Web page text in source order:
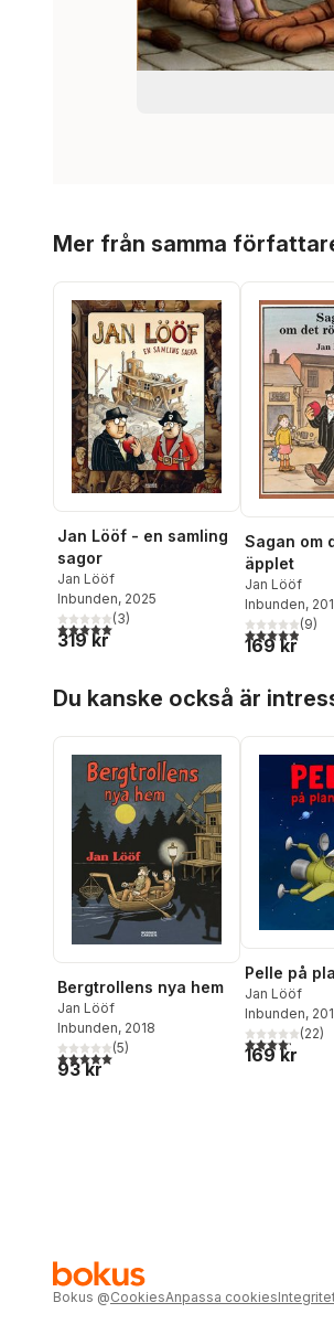
Mer från samma
Jan Lööf - en samling
sagor
Jan Lööf
Inbunden, 2025
5,0utav 5 stjärnor. Totalt antal röster:
(3)
319 kr
Sagan om
äpplet
Jan Lööf
Inbunden,
4,9utav 5(9)
169 kr
Du kanske också är
Bergtrollens nya hem
Jan Lööf
Inbunden, 2018
5,0utav 5 stjärnor. Totalt antal röster:
(5)
93 kr
Pelle på
Jan Lööf
Inbunden,
4,2utav 5(22)
169 kr
Bokus @CookiesAnpassa cookies